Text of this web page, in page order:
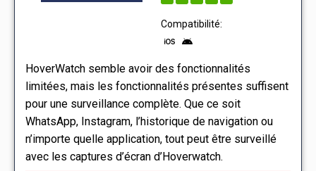
Compatibilité:
HoverWatch semble avoir des fonctionnalités
limitées, mais les fonctionnalités présentes suffisent
pour une surveillance complète. Que ce soit
WhatsApp, Instagram, l’historique de navigation ou
n’importe quelle application, tout peut être surveillé
avec les captures d’écran d’Hoverwatch.